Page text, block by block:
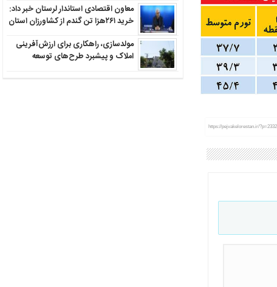
https://pejvakelorestan.ir/?p=2332
معاون اقتصادی استاندار لرستان خبر داد:
خرید ۲۶۱هزا تن گندم از کشاورزان استان
مولدسازی، راهکاری برای ارزش‌آفرینی
املاک و پیشبرد طرح‌های توسعه